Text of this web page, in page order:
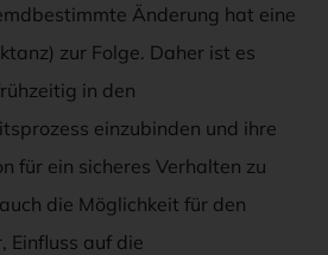
Änderung hat eine
zur Folge. Daher ist es
in den
einzubinden und ihre
für ein sicheres Verhalten zu
die Möglichkeit für den
Einfluss auf die